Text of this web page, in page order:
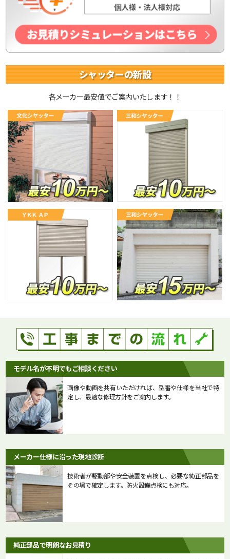
シャッターの新設
各メーカー最安値でご案内いたします！！
モデル名が不明でもご相談ください
画像や動画を共有いただければ、型番や仕様を当社で特
定し、最適な修理方針をご案内します。
メーカー仕様に沿った現地診断
技術者が駆動部や安全装置を点検し、必要な純正部品を
その場で確定します。防火設備点検にも対応。
純正部品で明朗なお見積り